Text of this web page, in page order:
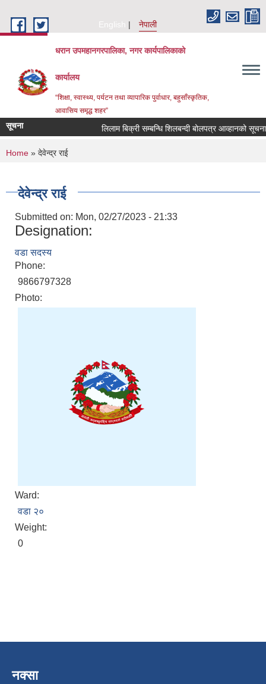
English
नेपाली
धरान उपमहानगरपालिका, नगर कार्यपालिकाको
कार्यालय
“शिक्षा, स्वास्थ्य, पर्यटन तथा व्यापारिक पुर्वाधार, बहुसाँस्कृतिक,
आवासिय समृद्ध शहर”
सूचना लिलाम बिक्री सम्बन्धि शिलबन्दी बोलपत्र आव्हानको
You are here
Home » देवेन्द्र राई
देवेन्द्र राई
Submitted on: Mon, 02/27/2023 - 21:33
Designation:
वडा सदस्य
Phone:
9866797328
Photo:
Ward:
वडा २०
Weight:
0
नक्सा